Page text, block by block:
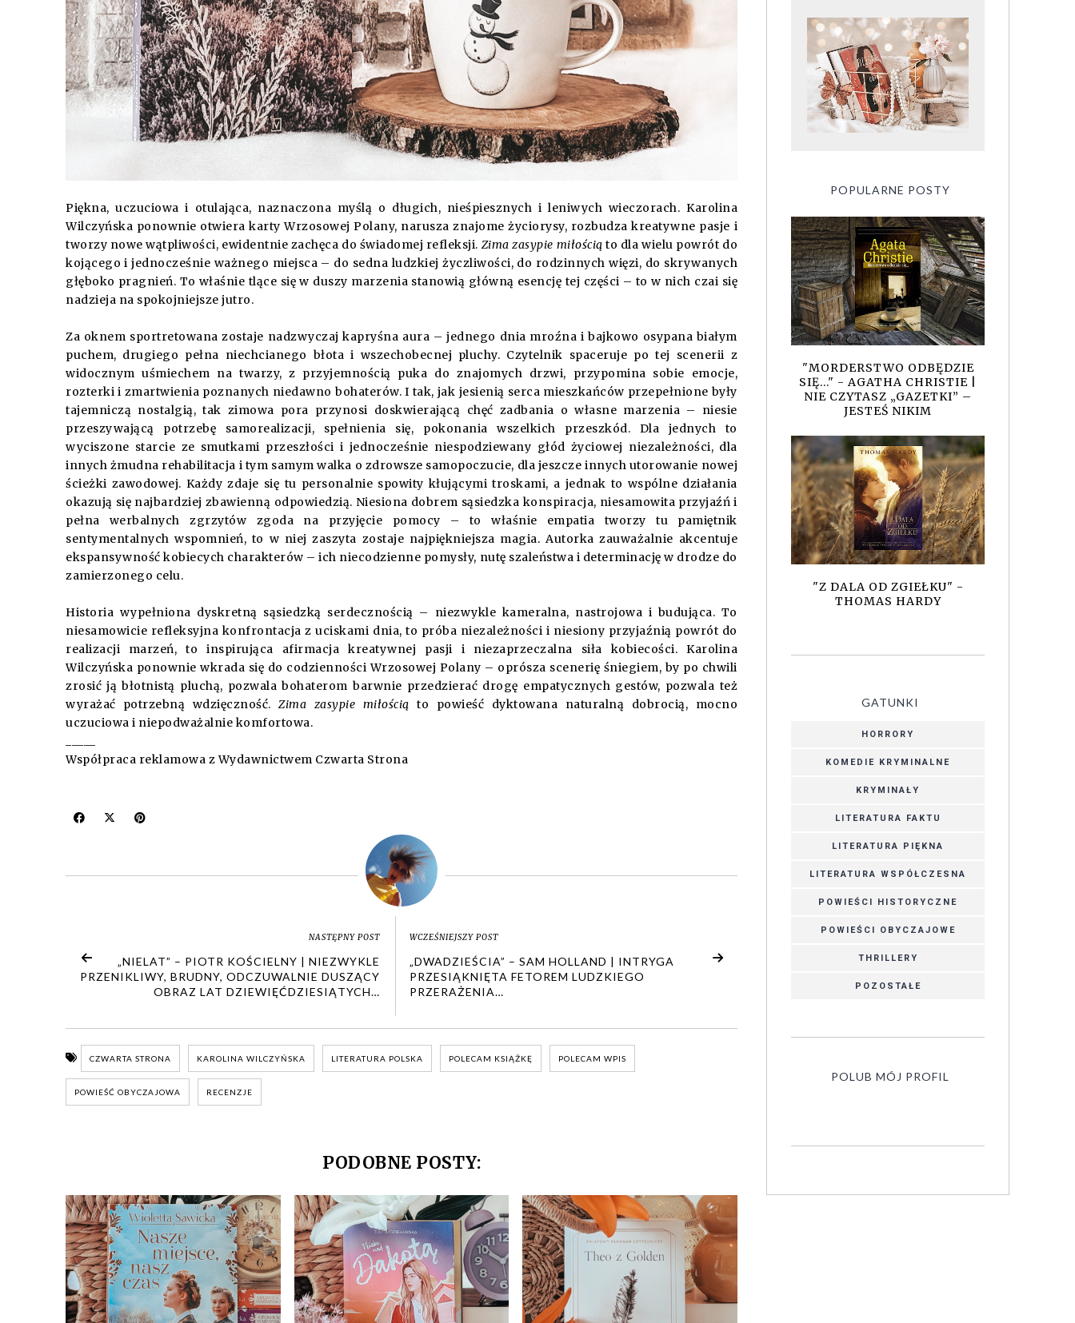
Piękna, uczuciowa i otulająca, naznaczona myślą o długich, nieśpiesznych i leniwych wieczorach. Karolina
Wilczyńska ponownie otwiera karty Wrzosowej Polany, narusza znajome życiorysy, rozbudza kreatywne pasje i
tworzy nowe wątpliwości, ewidentnie zachęca do świadomej refleksji. Zima zasypie miłością to dla wielu powrót do
kojącego i jednocześnie ważnego miejsca – do sedna ludzkiej życzliwości, do rodzinnych więzi, do skrywanych
głęboko pragnień. To właśnie tlące się w duszy marzenia stanowią główną esencję tej części – to w nich czai się
nadzieja na spokojniejsze jutro.
Za oknem sportretowana zostaje nadzwyczaj kapryśna aura – jednego dnia mroźna i bajkowo osypana białym
puchem, drugiego pełna niechcianego błota i wszechobecnej pluchy. Czytelnik spaceruje po tej scenerii z
widocznym uśmiechem na twarzy, z przyjemnością puka do znajomych drzwi, przypomina sobie emocje,
rozterki i zmartwienia poznanych niedawno bohaterów. I tak, jak jesienią serca mieszkańców przepełnione były
tajemniczą nostalgią, tak zimowa pora przynosi doskwierającą chęć zadbania o własne marzenia – niesie
przeszywającą potrzebę samorealizacji, spełnienia się, pokonania wszelkich przeszkód. Dla jednych to
wyciszone starcie ze smutkami przeszłości i jednocześnie niespodziewany głód życiowej niezależności, dla
innych żmudna rehabilitacja i tym samym walka o zdrowsze samopoczucie, dla jeszcze innych utorowanie nowej
ścieżki zawodowej. Każdy zdaje się tu personalnie spowity kłującymi troskami, a jednak to wspólne działania
okazują się najbardziej zbawienną odpowiedzią. Niesiona dobrem sąsiedzka konspiracja, niesamowita przyjaźń i
pełna werbalnych zgrzytów zgoda na przyjęcie pomocy – to właśnie empatia tworzy tu pamiętnik
sentymentalnych wspomnień, to w niej zaszyta zostaje najpiękniejsza magia. Autorka zauważalnie akcentuje
ekspansywność kobiecych charakterów – ich niecodzienne pomysły, nutę szaleństwa i determinację w drodze do
zamierzonego celu.
Historia wypełniona dyskretną sąsiedzką serdecznością – niezwykle kameralna, nastrojowa i budująca. To
niesamowicie refleksyjna konfrontacja z uciskami dnia, to próba niezależności i niesiony przyjaźnią powrót do
realizacji marzeń, to inspirująca afirmacja kreatywnej pasji i niezaprzeczalna siła kobiecości. Karolina
Wilczyńska ponownie wkrada się do codzienności Wrzosowej Polany – oprósza scenerię śniegiem, by po chwili
zrosić ją błotnistą pluchą, pozwala bohaterom barwnie przedzierać drogę empatycznych gestów, pozwala też
wyrażać potrzebną wdzięczność.Zima zasypie miłością to powieść dyktowana naturalną dobrocią, mocno
uczuciowa i niepodważalnie komfortowa.
Współpraca reklamowa z Wydawnictwem Czwarta Strona
NASTĘPNY POST
„NIELAT” – PIOTR KOŚCIELNY | NIEZWYKLE
PRZENIKLIWY, BRUDNY, ODCZUWALNIE DUSZĄCY
OBRAZ LAT DZIEWIĘĆDZIESIĄTYCH…
WCZEŚNIEJSZY POST
„DWADZIEŚCIA” – SAM HOLLAND | INTRYGA
PRZESIĄKNIĘTA FETOREM LUDZKIEGO
PRZERAŻENIA…
CZWARTA STRONA KAROLINA WILCZYŃSKA LITERATURA POLSKA POLECAM KSIĄŻKĘ POLECAM WPIS
POWIEŚĆ OBYCZAJOWA RECENZJE
PODOBNE POSTY:
POPULARNE POSTY
"MORDERSTWO ODBĘDZIE
SIĘ..." - AGATHA CHRISTIE |
NIE CZYTASZ „GAZETKI” –
JESTEŚ NIKIM
"Z DALA OD ZGIEŁKU" -
THOMAS HARDY
GATUNKI
HORRORY
KOMEDIE KRYMINALNE
KRYMINAŁY
LITERATURA FAKTU
LITERATURA PIĘKNA
LITERATURA WSPÓŁCZESNA
POWIEŚCI HISTORYCZNE
POWIEŚCI OBYCZAJOWE
THRILLERY
POZOSTAŁE
POLUB MÓJ PROFIL